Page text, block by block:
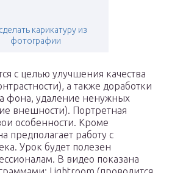
карикатуру из
фотографии
с целью улучшения качества
а также доработки
фона, удаление ненужных
внешности). Портретная
особенности. Кроме
предполагает работу с
Урок будет полезен
В видео показана